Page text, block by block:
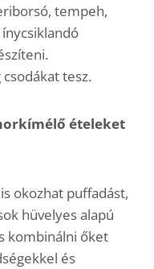
tempeh,
tesz.
ételeket
okozhat puffadást,
hüvelyes alapú
kombinálni őket
és